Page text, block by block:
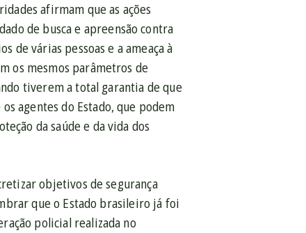
afirmam que as ações
de busca e apreensão contra
de várias pessoas e a ameaça à
os mesmos parâmetros de
tiverem a total garantia de que
agentes do Estado, que podem
da saúde e da vida dos
objetivos de segurança
que o Estado brasileiro já foi
policial realizada no